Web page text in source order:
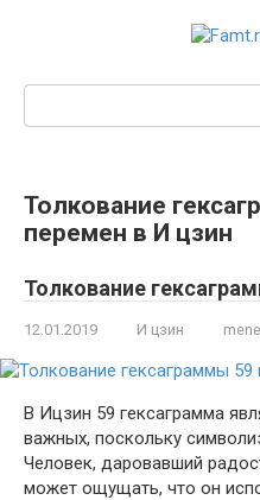
Толкование
перемен в И цзин
Толкование
12.01.2019 И цзин
В Ицзин 59 гексаграмма
важных, поскольку
Человек, даровавший
может ощущать, что он